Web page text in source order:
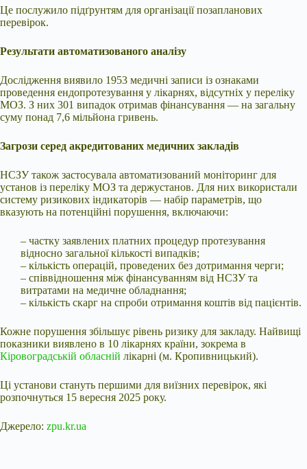
Це послужило підґрунтям для організації позапланових
перевірок.
Результати автоматизованого аналізу
Дослідження виявило 1953 медичні записи із ознаками
проведення ендопротезування у лікарнях, відсутніх у переліку
МОЗ. З них 301 випадок отримав фінансування — на загальну
суму понад 7,6 мільйона гривень.
Загрози серед акредитованих медичних закладів
НСЗУ також застосувала автоматизований моніторинг для
установ із переліку МОЗ та держустанов. Для них використали
систему ризикових індикаторів — набір параметрів, що
вказують на потенційні порушення, включаючи:
– частку заявлених платних процедур протезування
відносно загальної кількості випадків;
– кількість операцій, проведених без дотримання черги;
– співвідношення між фінансуванням від НСЗУ та
витратами на медичне обладнання;
– кількість скарг на спроби отримання коштів від пацієнтів.
Кожне порушення збільшує рівень ризику для закладу. Найвищі
показники виявлено в 10 лікарнях країни, зокрема в
Кіровоградській обласній лікарні (м. Кропивницький).
Ці установи стануть першими для виїзних перевірок, які
розпочнуться 15 вересня 2025 року.
Джерело: zpu.kr.ua